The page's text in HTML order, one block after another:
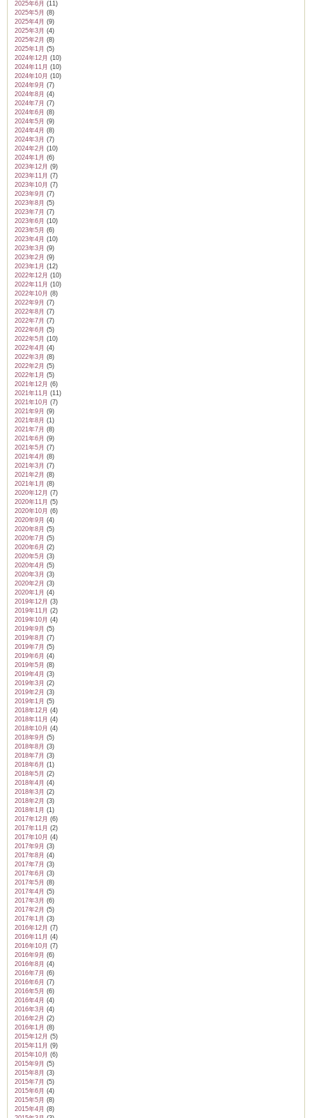
2025年6月 (11)
2025年5月 (8)
2025年4月 (9)
2025年3月 (4)
2025年2月 (8)
2025年1月 (5)
2024年12月 (10)
2024年11月 (10)
2024年10月 (10)
2024年9月 (7)
2024年8月 (4)
2024年7月 (7)
2024年6月 (8)
2024年5月 (9)
2024年4月 (8)
2024年3月 (7)
2024年2月 (10)
2024年1月 (6)
2023年12月 (9)
2023年11月 (7)
2023年10月 (7)
2023年9月 (7)
2023年8月 (5)
2023年7月 (7)
2023年6月 (10)
2023年5月 (6)
2023年4月 (10)
2023年3月 (9)
2023年2月 (9)
2023年1月 (12)
2022年12月 (10)
2022年11月 (10)
2022年10月 (8)
2022年9月 (7)
2022年8月 (7)
2022年7月 (7)
2022年6月 (5)
2022年5月 (10)
2022年4月 (4)
2022年3月 (8)
2022年2月 (5)
2022年1月 (5)
2021年12月 (6)
2021年11月 (11)
2021年10月 (7)
2021年9月 (9)
2021年8月 (1)
2021年7月 (8)
2021年6月 (9)
2021年5月 (7)
2021年4月 (8)
2021年3月 (7)
2021年2月 (8)
2021年1月 (8)
2020年12月 (7)
2020年11月 (5)
2020年10月 (6)
2020年9月 (4)
2020年8月 (5)
2020年7月 (5)
2020年6月 (2)
2020年5月 (3)
2020年4月 (5)
2020年3月 (3)
2020年2月 (3)
2020年1月 (4)
2019年12月 (3)
2019年11月 (2)
2019年10月 (4)
2019年9月 (5)
2019年8月 (7)
2019年7月 (5)
2019年6月 (4)
2019年5月 (8)
2019年4月 (3)
2019年3月 (2)
2019年2月 (3)
2019年1月 (5)
2018年12月 (4)
2018年11月 (4)
2018年10月 (4)
2018年9月 (5)
2018年8月 (3)
2018年7月 (3)
2018年6月 (1)
2018年5月 (2)
2018年4月 (4)
2018年3月 (2)
2018年2月 (3)
2018年1月 (1)
2017年12月 (6)
2017年11月 (2)
2017年10月 (4)
2017年9月 (3)
2017年8月 (4)
2017年7月 (3)
2017年6月 (3)
2017年5月 (8)
2017年4月 (5)
2017年3月 (6)
2017年2月 (5)
2017年1月 (3)
2016年12月 (7)
2016年11月 (4)
2016年10月 (7)
2016年9月 (6)
2016年8月 (4)
2016年7月 (6)
2016年6月 (7)
2016年5月 (6)
2016年4月 (4)
2016年3月 (4)
2016年2月 (2)
2016年1月 (8)
2015年12月 (5)
2015年11月 (9)
2015年10月 (6)
2015年9月 (5)
2015年8月 (3)
2015年7月 (5)
2015年6月 (4)
2015年5月 (8)
2015年4月 (8)